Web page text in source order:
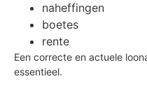
naheffingen
boetes
rente
Een correcte en actuele
essentieel.